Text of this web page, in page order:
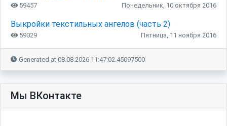
59457 Понедельник, 10 октября 2016
Выкройки текстильных ангелов (часть 2)
59029 Пятница, 11 ноября 2016
Generated at 08.08.2026 11:47:02.45097500
Мы ВКонтакте